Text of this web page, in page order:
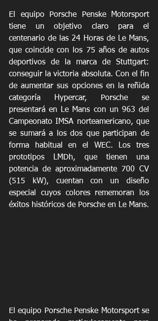
El equipo Porsche Penske Motorsport
tiene un objetivo claro para el
centenario de las 24 Horas de Le Mans,
que coincide con los 75 años de autos
deportivos de la marca de Stuttgart:
conseguir la victoria absoluta. Con el fin
de aumentar sus opciones en la reñida
categoría Hypercar, Porsche se
presentará en Le Mans con un 963 del
Campeonato IMSA norteamericano, que
se sumará a los dos que participan de
forma habitual en el WEC. Los tres
prototipos LMDh, que tienen una
potencia de aproximadamente 700 CV
(515 kW), cuentan con un diseño
especial cuyos colores rememoran los
éxitos históricos de Porsche en Le Mans.
El equipo Porsche Penske Motorsport se